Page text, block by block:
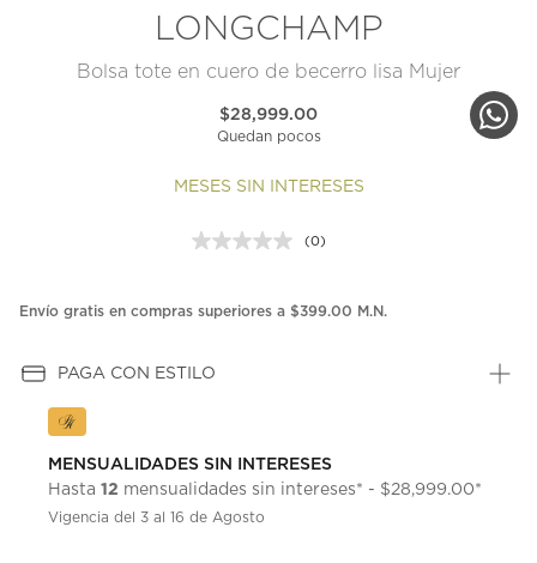
LONGCHAMP
Bolsa tote en cuero de becerro lisa Mujer
$28,999.00
Quedan pocos
MESES SIN INTERESES
Sin
en
(0)
Envío gratis en compras superiores a $399.00 M.N.
PAGA CON ESTILO
MENSUALIDADES SIN INTERESES
Hasta 12 mensualidades sin intereses* - $28,999.00*
Vigencia del 3 al 16 de Agosto